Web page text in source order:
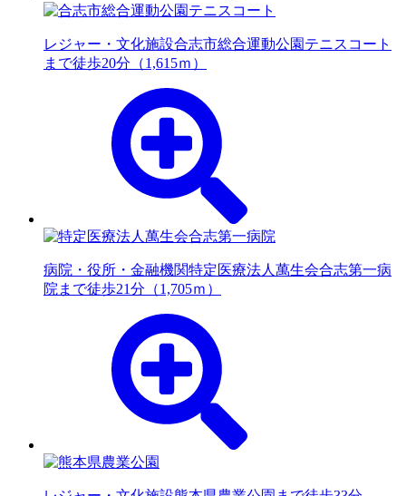
レジャー・文化施設合志市総合運動公園テニスコート
まで徒歩20分（1,615ｍ）
病院・役所・金融機関特定医療法人萬生会合志第一病
院まで徒歩21分（1,705ｍ）